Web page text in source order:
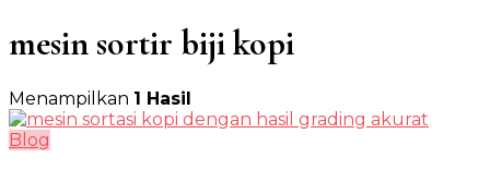
mesin sortir biji kopi
Menampilkan 1 Hasil
Blog